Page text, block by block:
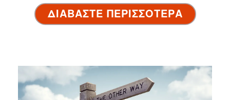
ΔΙΑΒΑΣΤΕ ΠΕΡΙΣΣΟΤΕΡΑ